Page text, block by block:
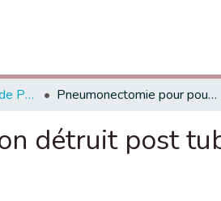
Faculté de Médecine, de Pharmacie et de Médecine Dentaire - Fès Pneumonectomie pour poumon détruit post tuberculeux (à propos de 37 cas)
détruit post